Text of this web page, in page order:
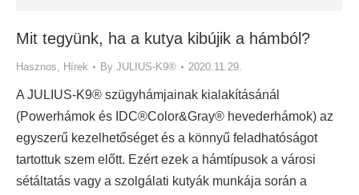
Mit tegyünk, ha a kutya kibújik a hámból?
Hasznos, Hírek By JULIUS-K9® 2020.11.29.
A JULIUS-K9® szügyhámjainak kialakításánál
(Powerhámok és IDC®Color&Gray® hevederhámok) az
egyszerű kezelhetőséget és a könnyű feladhatóságot
tartottuk szem előtt. Ezért ezek a hámtípusok a városi
sétáltatás vagy a szolgálati kutyák munkája során a